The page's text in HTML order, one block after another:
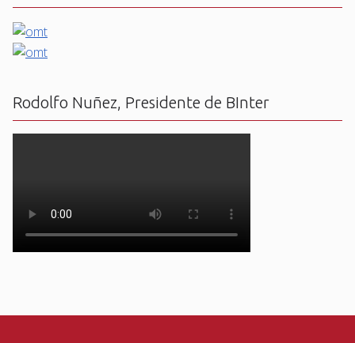
Rodolfo Nuñez, Presidente de BInter